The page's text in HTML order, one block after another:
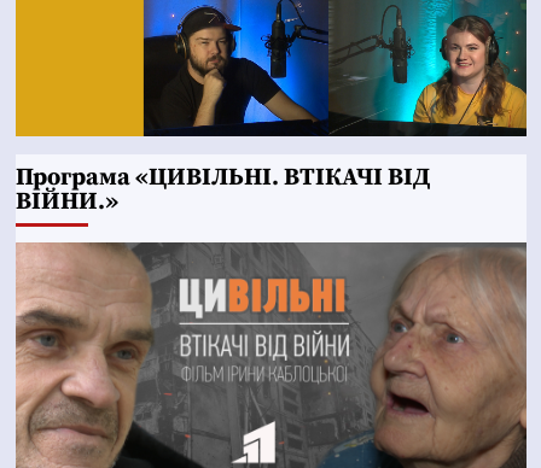
Програма «ЦИВІЛЬНІ. ВТІКАЧІ ВІД
ВІЙНИ.»